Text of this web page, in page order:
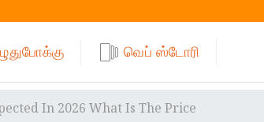
வெப் ஸ்டோரி
In 2026 What Is The Price